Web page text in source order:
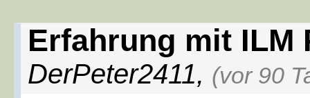
Erfahrung mit ILM
DerPeter2411, (vor 90